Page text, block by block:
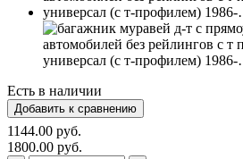
Есть в наличии
1144.00 руб.
1800.00 руб.